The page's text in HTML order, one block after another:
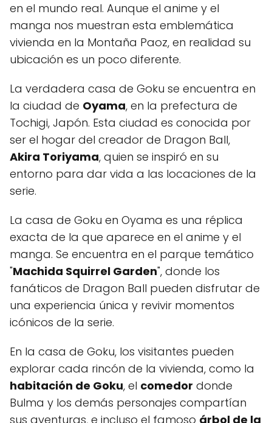
en el mundo real. Aunque el anime y el
manga nos muestran esta emblemática
vivienda en la Montaña Paoz, en realidad su
ubicación es un poco diferente.
La verdadera casa de Goku se encuentra en
la ciudad de Oyama, en la prefectura de
Tochigi, Japón. Esta ciudad es conocida por
ser el hogar del creador de Dragon Ball,
Akira Toriyama, quien se inspiró en su
entorno para dar vida a las locaciones de la
serie.
La casa de Goku en Oyama es una réplica
exacta de la que aparece en el anime y el
manga. Se encuentra en el parque temático
"Machida Squirrel Garden", donde los
fanáticos de Dragon Ball pueden disfrutar de
una experiencia única y revivir momentos
icónicos de la serie.
En la casa de Goku, los visitantes pueden
explorar cada rincón de la vivienda, como la
habitación de Goku, el comedor donde
Bulma y los demás personajes compartían
sus aventuras, e incluso el famoso árbol de la